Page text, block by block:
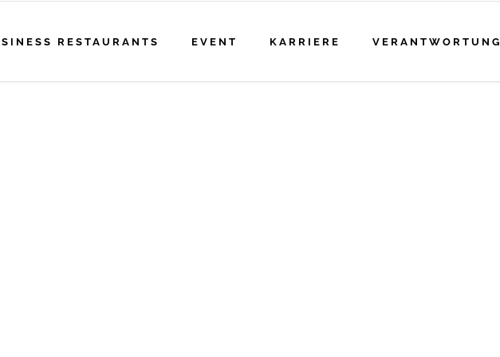
RESTAURANTS EVENT KARRIERE VERANTWORTUNG